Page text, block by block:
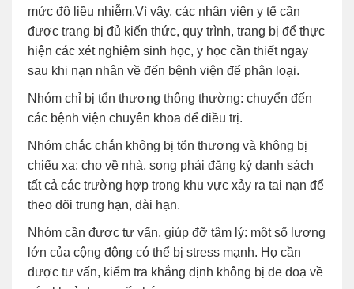
mức độ liều nhiễm.Vì vậy, các nhân viên y tế cần
được trang bị đủ kiến thức, quy trình, trang bị để thực
hiện các xét nghiệm sinh học, y học cần thiết ngay
sau khi nạn nhân về đến bệnh viện để phân loại.
Nhóm chỉ bị tổn thương thông thường: chuyển đến
các bệnh viện chuyên khoa để điều trị.
Nhóm chắc chắn không bị tổn thương và không bị
chiếu xạ: cho về nhà, song phải đăng ký danh sách
tất cả các trường hợp trong khu vực xảy ra tai nạn để
theo dõi trung hạn, dài hạn.
Nhóm cần được tư vấn, giúp đỡ tâm lý: một số lượng
lớn của cộng động có thể bị stress mạnh. Họ cần
được tư vấn, kiểm tra khẳng định không bị đe doạ về